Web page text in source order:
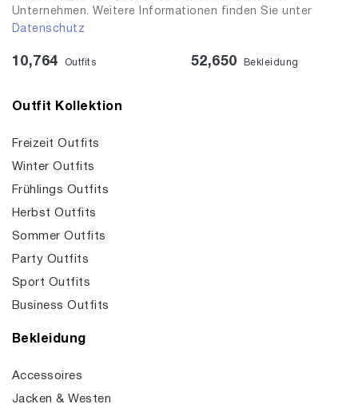
Unternehmen. Weitere Informationen finden Sie unter
Datenschutz
10,764 Outfits 52,650 Bekleidung
Outfit Kollektion
Freizeit Outfits
Winter Outfits
Frühlings Outfits
Herbst Outfits
Sommer Outfits
Party Outfits
Sport Outfits
Business Outfits
Bekleidung
Accessoires
Jacken & Westen